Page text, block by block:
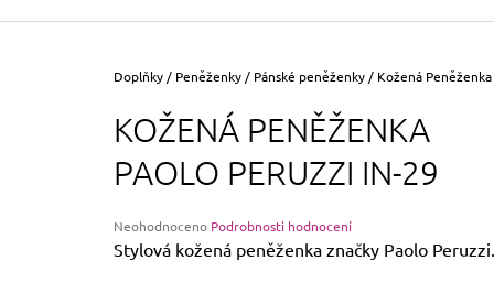
Domů
Doplňky / Peněženky / Pánské peněženky / Kožená
KOŽENÁ PENĚŽENKA
PAOLO PERUZZI IN-29
Průměrné
hodnocení
produktu
Neohodnoceno Podrobnosti hodnocení
Stylová kožená peněženka značky Paolo Peruzzi.